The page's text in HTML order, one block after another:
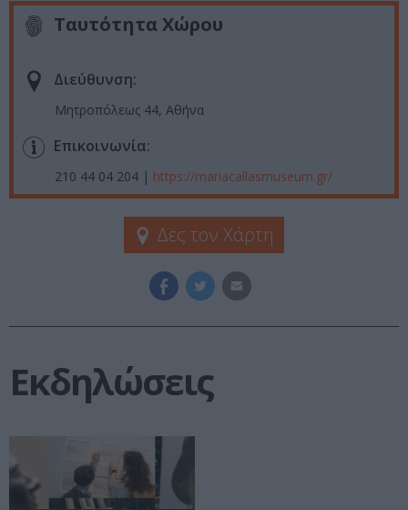
Ταυτότητα Χώρου
Διεύθυνση:
Μητροπόλεως 44, Αθήνα
Επικοινωνία:
210 44 04 204 | https://mariacallasmuseum.gr/
Δες τον Χάρτη
Εκδηλώσεις